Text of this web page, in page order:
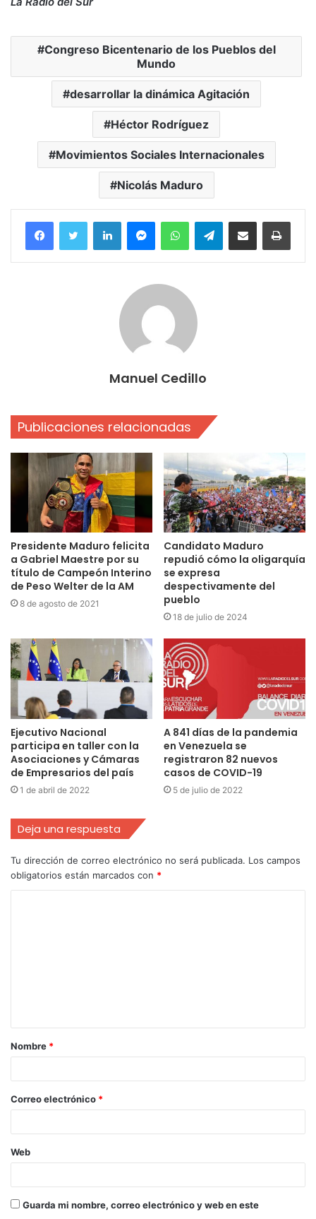
Congreso Bicentenario de los Pueblos del
Mundo
desarrollar la dinámica Agitación
Héctor Rodríguez
Movimientos Sociales Internacionales
Nicolás Maduro
FacebookTwitter LinkedInMessengerWhatsAppTelegramCompartir por correo electrónico
Manuel Cedillo
Publicaciones relacionadas
Presidente Maduro felicita
a Gabriel Maestre por su
título de Campeón Interino
de Peso Welter de la AM
8 de agosto de 2021
Candidato Maduro
repudió cómo la oligarquía
se expresa
despectivamente del
pueblo
18 de julio de 2024
Ejecutivo Nacional
participa en taller con la
Asociaciones y Cámaras
de Empresarios del país
1 de abril de 2022
A 841 días de la pandemia
en Venezuela se
registraron 82 nuevos
casos de COVID-19
5 de julio de 2022
Deja una respuesta
Tu dirección de correo electrónico no será publicada. Los campos
obligatorios están marcados con *
Nombre *
Correo electrónico *
Web
Guarda mi nombre, correo electrónico y web en este